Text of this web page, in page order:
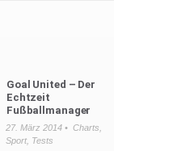
Goal United – Der
Echtzeit
Fußballmanager
27. März 2014 • Charts
Sport, Tests